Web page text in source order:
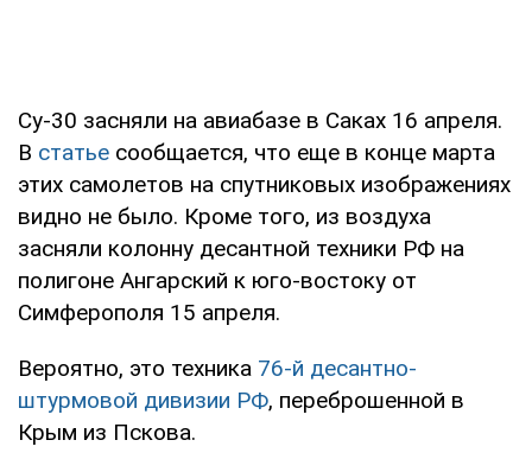
Су-30 засняли на авиабазе в Саках 16 апреля.
В статье сообщается, что еще в конце марта
этих самолетов на спутниковых изображениях
видно не было. Кроме того, из воздуха
засняли колонну десантной техники РФ на
полигоне Ангарский к юго-востоку от
Симферополя 15 апреля.
Вероятно, это техника 76-й десантно-
штурмовой дивизии РФ, переброшенной в
Крым из Пскова.